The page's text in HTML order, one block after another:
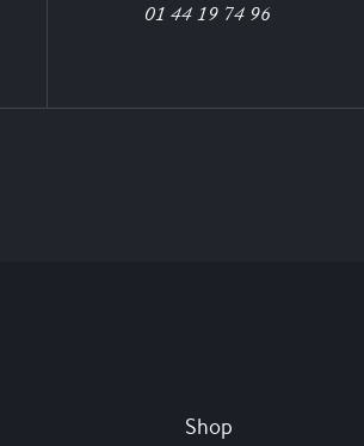
01 44 19 74 96
Shop